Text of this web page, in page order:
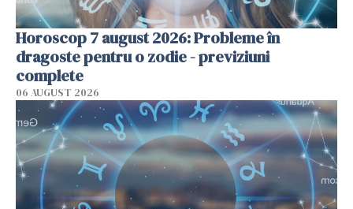
Horoscop 7 august 2026: Probleme în
dragoste pentru o zodie - previziuni
complete
06 AUGUST 2026